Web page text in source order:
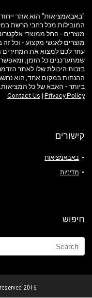
"באבאמציאות" הוא אתר
המובילות מכל רחבי הרשת
מוצרים - החל ממוצרי
מוצרים לאנשי מקצוע - וכל
עוזר לכם למצוא את המחירים
שמתעדכנים כל הזמן, ומאפשר
בזכות היכולת שלו לאתר
ההנחות במקום אחד, הוא
ביותר - האבא של כל המציאות.
Contact Us | Privacy Policy
קישורים
באבאמציאות
מדיניות
חיפוש
2016 Wpsoul Design. All rights reserved.